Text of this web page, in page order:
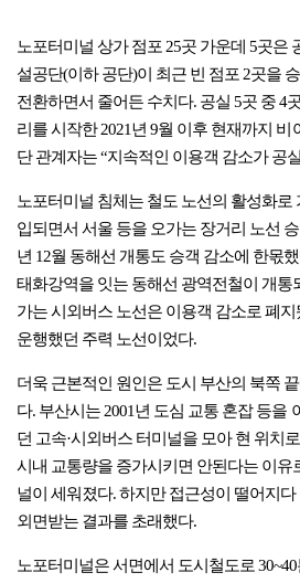
노포터미널 상가 점포 25곳 가운데 5곳은
설공단(이하 공단)이 최근 빈 점포 2곳을
전환하면서 줄어든 수치다. 공실 5곳 중 4
리를 시작한 2021년 9월 이후 현재까지 비
단 관계자는 “지속적인 이용객 감소가 공
노포터미널 침체는 철도 노선의 활성화로
입되면서 서울 등을 오가는 장거리 노선
년 12월 동해선 개통도 승객 감소에 한몫
태화강역을 잇는 동해선 광역전철이 개통
가는 시외버스 노선은 이용객 감소로 폐지
운행했던 주력 노선이었다.
더욱 근본적인 원인은 도시 부산의 북쪽
다. 부산시는 2001년 도심 교통 혼잡 등을
던 고속·시외버스 터미널을 모아 현 위치
시내 교통량을 증가시키면 안된다는 이유
널이 세워졌다. 하지만 접근성이 떨어지
외면받는 결과를 초래했다.
노포터미널은 서면에서 도시철도로